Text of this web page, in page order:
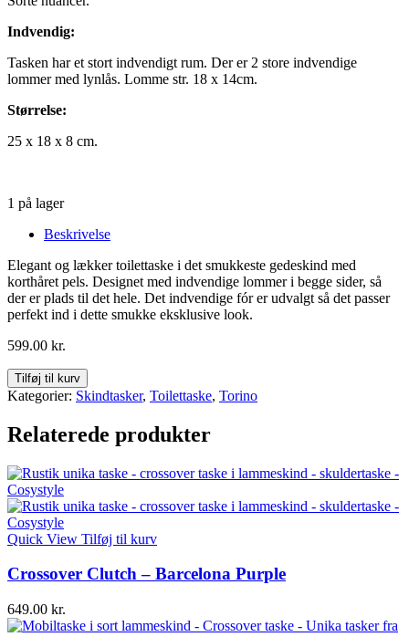
Indvendig:
Tasken har et stort indvendigt rum. Der er 2 store indvendige
lommer med lynlås. Lomme str. 18 x 14cm.
Størrelse:
25 x 18 x 8 cm.
1 på lager
Beskrivelse
Elegant og lækker toilettaske i det smukkeste gedeskind med
korthåret pels. Designet med indvendige lommer i begge sider, så
der er plads til det hele. Det indvendige fór er udvalgt så det passer
perfekt ind i dette smukke eksklusive look.
599.00 kr.
Cosystyle
Toilettaske
Torino
Raw
Elegance
Tilføj til kurv
Kategorier: Skindtasker, Toilettaske, Torino
Relaterede produkter
Quick View Tilføj til kurv
Crossover Clutch – Barcelona Purple
649.00 kr.